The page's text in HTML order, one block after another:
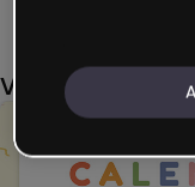
Vous aimerez